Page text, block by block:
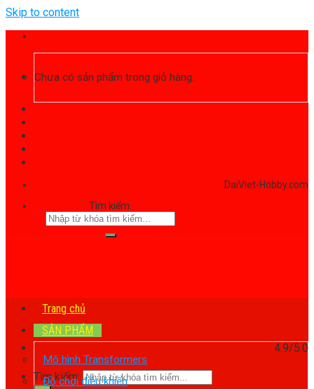
Skip to content
Chưa có sản phẩm trong giỏ hàng.
DaiViet-Hobby.com
Tìm kiếm:
4.9/5.0
Tìm kiếm:
Trang chủ
SẢN PHẨM
Mô hình Transformers
Đồ chơi điều khiển